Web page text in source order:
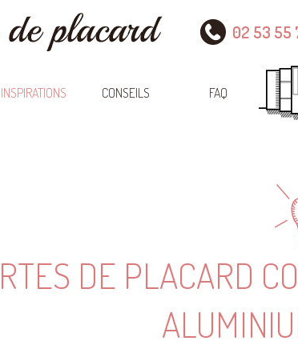
02 53 55
INSPIRATIONS CONSEILS FAQ
DE PLACARD